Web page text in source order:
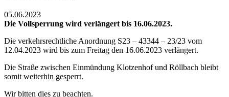
05.06.2023
Die Vollsperrung wird verlängert bis 16.06.2023.
Die verkehrsrechtliche Anordnung S23 – 43344 – 23/23 vom
12.04.2023 wird bis zum Freitag den 16.06.2023 verlängert.
Die Straße zwischen Einmündung Klotzenhof und Röllbach bleibt
somit weiterhin gesperrt.
Wir bitten dies zu beachten.